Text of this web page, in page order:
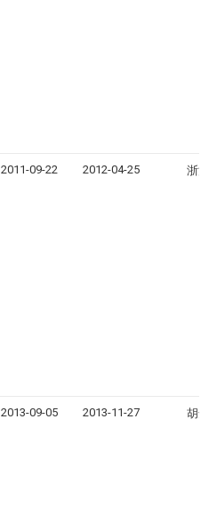
2011-09-22 2012-04-25 浙江
2013-09-05 2013-11-27 胡达